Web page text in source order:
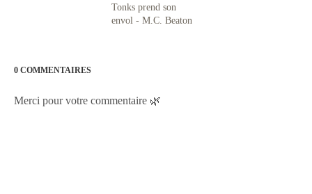
Tonks prend son
envol - M.C. Beaton
0 COMMENTAIRES
Merci pour votre commentaire 🌿